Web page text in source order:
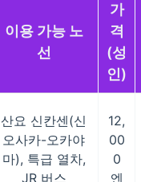
이용 가능 노
선
가
격
(성
인)
산요 신칸센(신
오사카-오카야
마), 특급 열차,
JR 버스
12,
00
0
엔